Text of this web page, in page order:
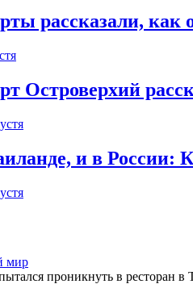
рассказали, как
Островерхий
и в России:
мир
проникнуть в ресторан в